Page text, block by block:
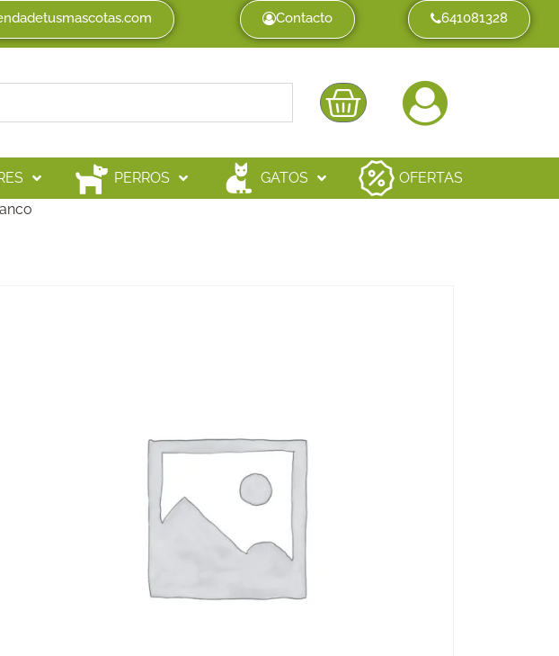
Contacto 641081328
PERROS GATOS
OFERTAS